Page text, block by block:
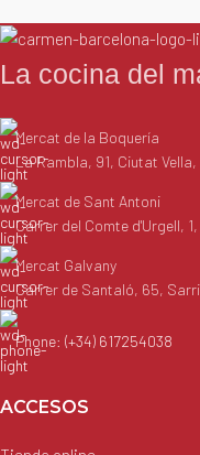
La cocina del
Mercat de la Boquería
La Rambla, 91, Ciutat
Mercat de Sant Antoni
Carrer del Comte d'Urgell,
Mercat Galvany
Carrer de Santaló, 65,
Phone: (+34) 617254038
ACCESOS